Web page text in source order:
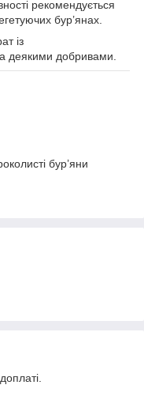
рекомендується
бур’янах.
із
деякими добривами.
бур’яни